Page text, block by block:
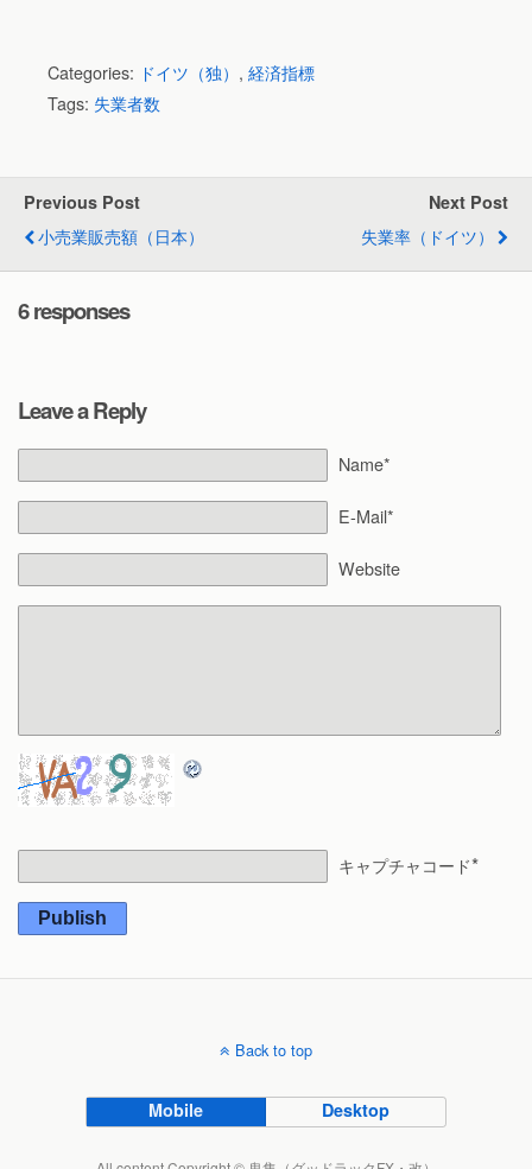
Categories: ドイツ（独） , 経済指標
Tags: 失業者数
Previous Post
小売業販売額（日本）
Next Post
失業率（ドイツ）
6 responses
Leave a Reply
Name*
E-Mail*
Website
キャプチャコード*
Publish
Back to top
Mobile Desktop